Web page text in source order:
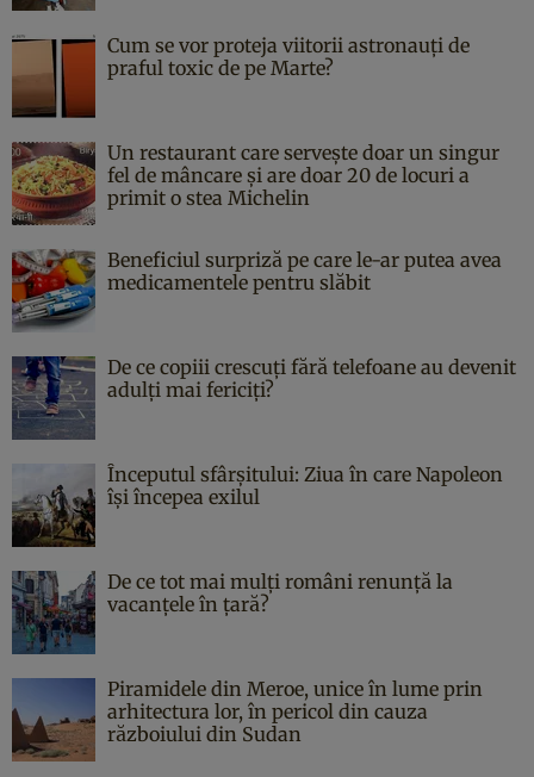
Cum se vor proteja viitorii astronauți de
praful toxic de pe Marte?
Un restaurant care servește doar un singur
fel de mâncare și are doar 20 de locuri a
primit o stea Michelin
Beneficiul surpriză pe care le-ar putea avea
medicamentele pentru slăbit
De ce copiii crescuți fără telefoane au devenit
adulți mai fericiți?
Începutul sfârşitului: Ziua în care Napoleon
îşi începea exilul
De ce tot mai mulți români renunță la
vacanțele în țară?
Piramidele din Meroe, unice în lume prin
arhitectura lor, în pericol din cauza
războiului din Sudan